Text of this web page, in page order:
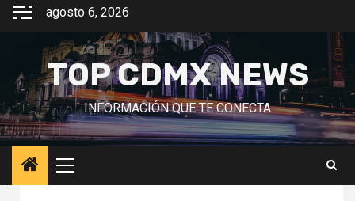
Saltar
contenido
agosto 6, 2026
TOP CDMX NEWS
INFORMACIÓN QUE TE CONECTA
Menú
principal